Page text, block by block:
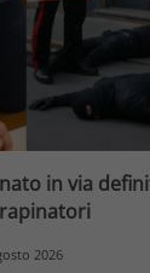
in via
2026